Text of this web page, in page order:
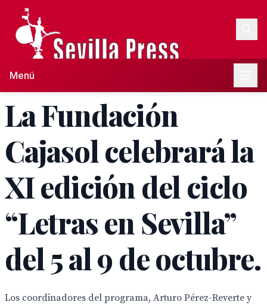
Menú
La Fundación
Cajasol celebrará la
XI edición del ciclo
“Letras en Sevilla”
del 5 al 9 de octubre.
Los coordinadores del programa, Arturo Pérez-Reverte y